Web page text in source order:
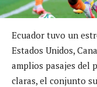
Ecuador tuvo un
Estados Unidos,
amplios pasajes del
claras, el conjunto